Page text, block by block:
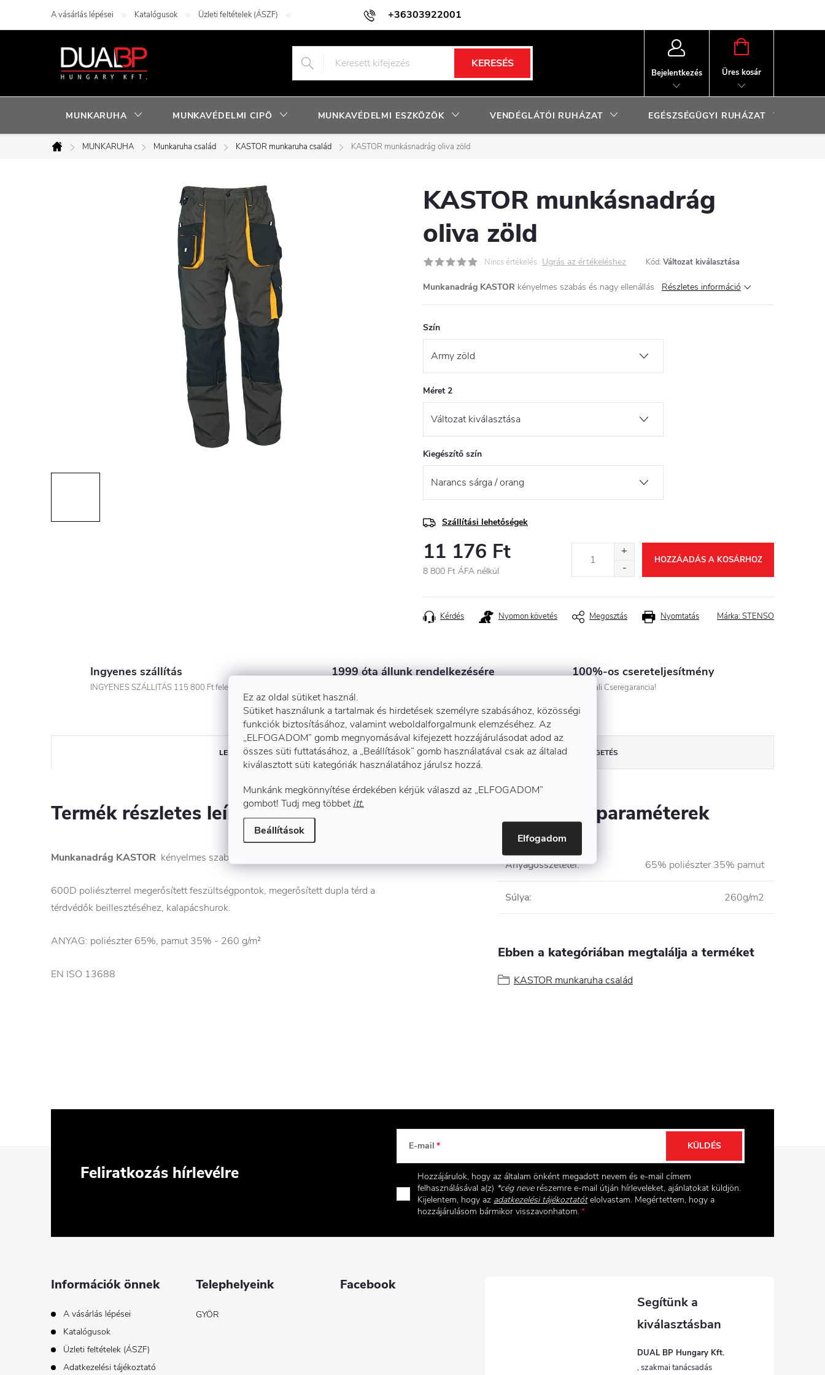
Ez az oldal sütiket használ.
Sütiket használunk a tartalmak és hirdetések személyre szabásához, közösségi
funkciók biztosításához, valamint weboldalforgalmunk elemzéséhez. Az
„ELFOGADOM” gomb megnyomásával kifejezett hozzájárulásodat adod az
összes süti futtatásához, a „Beállítások” gomb használatával csak az általad
kiválasztott süti kategóriák használatához járulsz hozzá.
Munkánk megkönnyítése érdekében kérjük válaszd az „ELFOGADOM”
gombot! Tudj meg többetitt.
Beállítások
Elfogadom
+36303922001
A vásárlás lépései Katalógusok Üzleti feltételek (ÁSZF) Adatkezelési tájékoztató Facebook nyereményjáték szabályzat
KERESÉS
Bejelentkezés
KOSÁR
Üres kosár
MUNKARUHA MUNKAVÉDELMI CIPÖ MUNKAVÉDELMI ESZKÖZÖK VENDÉGLÁTÓI RUHÁZAT EGÉSZSÉGÜGYI RUHÁZAT
Kezdőlap
MUNKARUHA Munkaruha család KASTOR munkaruha család KASTOR munkásnadrág oliva zöld
KASTOR munkásnadrág
oliva zöld
Nincs értékelés Ugrás az értékeléshez Kód: Változat kiválasztása
Munkanadrág KASTOR kényelmes szabás és nagy ellenállás Részletes információ
Szín
Méret 2
Kiegészítő szín
Szállítási lehetőségek
11 176 Ft
8 800 Ft ÁFA nélkül
HOZZÁADÁS A KOSÁRHOZ
Nyomtatás
Kérdés Nyomon követés Megosztás Márka: STENSO
Ingyenes szállítás
INGYENES SZÁLLITÁS 115 800 Ft felett!
1999 óta állunk rendelkezésére
szakmai tanácsokkal
100%-os csereteljesítmény
Azonnali Cseregarancia!
LEÍRÁS BESZÉLGETÉS
Termék részletes leírása
Munkanadrág KASTOR kényelmes szabás és nagy ellenállás
600D poliészterrel megerősített feszültségpontok, megerősített dupla térd a
térdvédők beillesztéséhez, kalapácshurok.
ANYAG: poliészter 65%, pamut 35% - 260 g/m²
EN ISO 13688
Kiegészítő paraméterek
Anyagösszetétel: 65% poliészter 35% pamut
Súlya: 260g/m2
Ebben a kategóriában megtalálja a terméket
KASTOR munkaruha család
Feliratkozás hírlevélre
E-mail
Hozzájárulok, hogy az általam önként megadott nevem és e-mail címem
felhasználásával a(z) *cég neverészemre e-mail útján hírleveleket, ajánlatokat küldjön.
Kijelentem, hogy az adatkezelési tájékoztatót elolvastam. Megértettem, hogy a
hozzájárulásom bármikor visszavonhatom.
KÜLDÉS
Információk önnek
A vásárlás lépései
Katalógusok
Üzleti feltételek (ÁSZF)
Adatkezelési tájékoztató
Telephelyeink
GYÖR
Facebook
DUAL BP Hungary Kft.